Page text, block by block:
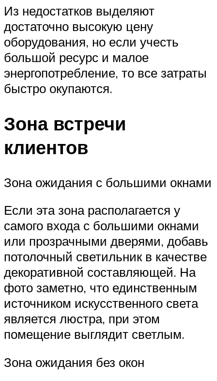
Из недостатков выделяют
достаточно высокую цену
оборудования, но если учесть
большой ресурс и малое
энергопотребление, то все затраты
быстро окупаются.
Зона встречи
клиентов
Зона ожидания с большими окнами
Если эта зона располагается у
самого входа с большими окнами
или прозрачными дверями, добавь
потолочный светильник в качестве
декоративной составляющей. На
фото заметно, что единственным
источником искусственного света
является люстра, при этом
помещение выглядит светлым.
Зона ожидания без окон